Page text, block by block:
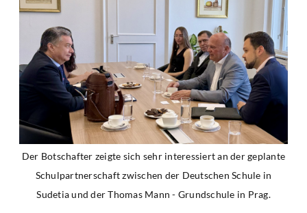
Der Botschafter zeigte sich sehr interessiert an der geplante
Schulpartnerschaft zwischen der Deutschen Schule in
Sudetia und der Thomas Mann - Grundschule in Prag.